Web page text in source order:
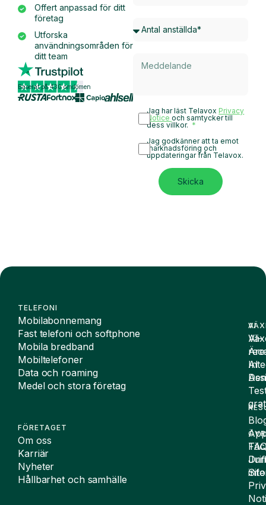
Offert anpassad för ditt
företag
Utforska
användningsområden för
ditt team
Baserat på 430 omdömen
Jag har läst Telavox Privacy
Noticeoch samtycker till
dess villkor.
Jag godkänner att ta emot
marknadsföring och
uppdateringar från Telavox.
Skicka
TELEFONI
Mobilabonnemang
Fast telefoni och softphone
Mobila bredband
Mobiltelefoner
Data och roaming
Medel och stora företag
FÖRETAGET
Om oss
Karriär
Nyheter
Hållbarhet och samhälle
AI
AI-
AI